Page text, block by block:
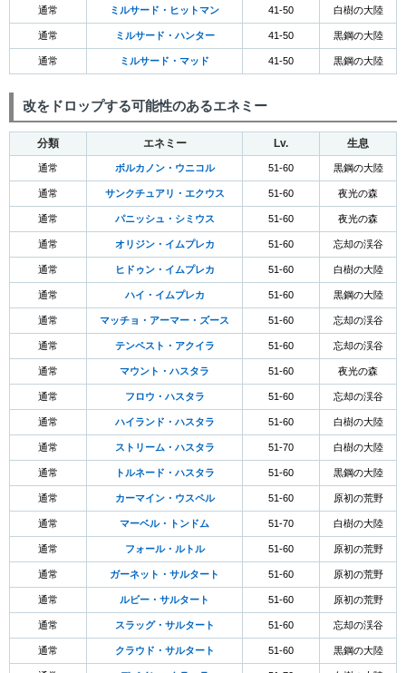
通常 ミルサード・ヒットマン 41-50 白樹の大陸
通常 ミルサード・ハンター 41-50 黒鋼の大陸
通常 ミルサード・マッド 41-50 黒鋼の大陸
改をドロップする可能性のあるエネミー
分類 エネミー Lv. 生息
通常 ボルカノン・ウニコル 51-60 黒鋼の大陸
通常 サンクチュアリ・エクウス 51-60 夜光の森
通常 パニッシュ・シミウス 51-60 夜光の森
通常 オリジン・イムプレカ 51-60 忘却の渓谷
通常 ヒドゥン・イムプレカ 51-60 白樹の大陸
通常 ハイ・イムプレカ 51-60 黒鋼の大陸
通常 マッチョ・アーマー・ズース 51-60 忘却の渓谷
通常 テンペスト・アクイラ 51-60 忘却の渓谷
通常 マウント・ハスタラ 51-60 夜光の森
通常 フロウ・ハスタラ 51-60 忘却の渓谷
通常 ハイランド・ハスタラ 51-60 白樹の大陸
通常 ストリーム・ハスタラ 51-70 白樹の大陸
通常 トルネード・ハスタラ 51-60 黒鋼の大陸
通常 カーマイン・ウスペル 51-60 原初の荒野
通常 マーベル・トンドム 51-70 白樹の大陸
通常 フォール・ルトル 51-60 原初の荒野
通常 ガーネット・サルタート 51-60 原初の荒野
通常 ルビー・サルタート 51-60 原初の荒野
通常 スラッグ・サルタート 51-60 忘却の渓谷
通常 クラウド・サルタート 51-60 黒鋼の大陸